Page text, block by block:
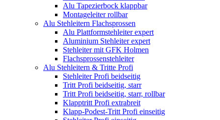
Alu Tapezierbock klappbar
Montageleiter rollbar
Alu Stehleitern Flachsprossen
Alu Plattformstehleiter expert
Aluminium Stehleiter expert
Stehleiter mit GFK Holmen
Flachsprossenstehleiter
Alu Stehleitern & Tritte Profi
Stehleiter Profi beidseitig
Tritt Profi beidseitig, starr
Tritt Profi beidseitig, starr, rollbar
Klapptritt Profi extrabreit
Klapp-Podest-Tritt Profi einseitig